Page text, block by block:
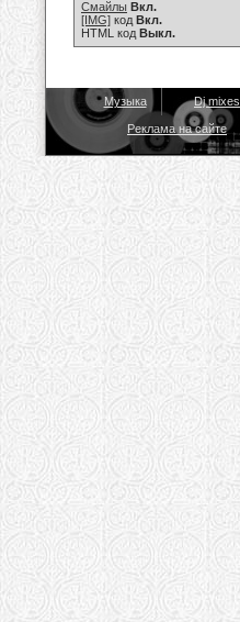
Смайлы Вкл.
[IMG] код Вкл.
HTML код Выкл.
Музыка Dj mixes
Реклама на сайте